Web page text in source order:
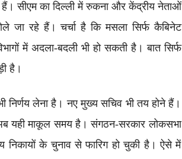
सीएम का दिल्ली में रुकना और केंद्रीय नेताओं
जा रहे हैं। चर्चा है कि मसला सिर्फ कैबिनेट
में अदला-बदली भी हो सकती है। बात सिर्फ
है।
निर्णय लेना है। नए मुख्य सचिव भी तय होने हैं।
अब यही माकूल समय है। संगठन-सरकार लोकसभा
निकायों के चुनाव से फारिग हो चुकी है। ऐसे में